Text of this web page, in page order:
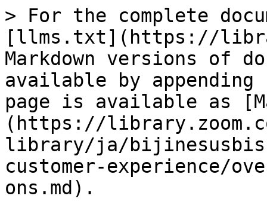
> For the complete
[llms.txt](https://
Markdown versions of
available by
page is available as
(https://
library/ja/
customer-experience/
ons.md).